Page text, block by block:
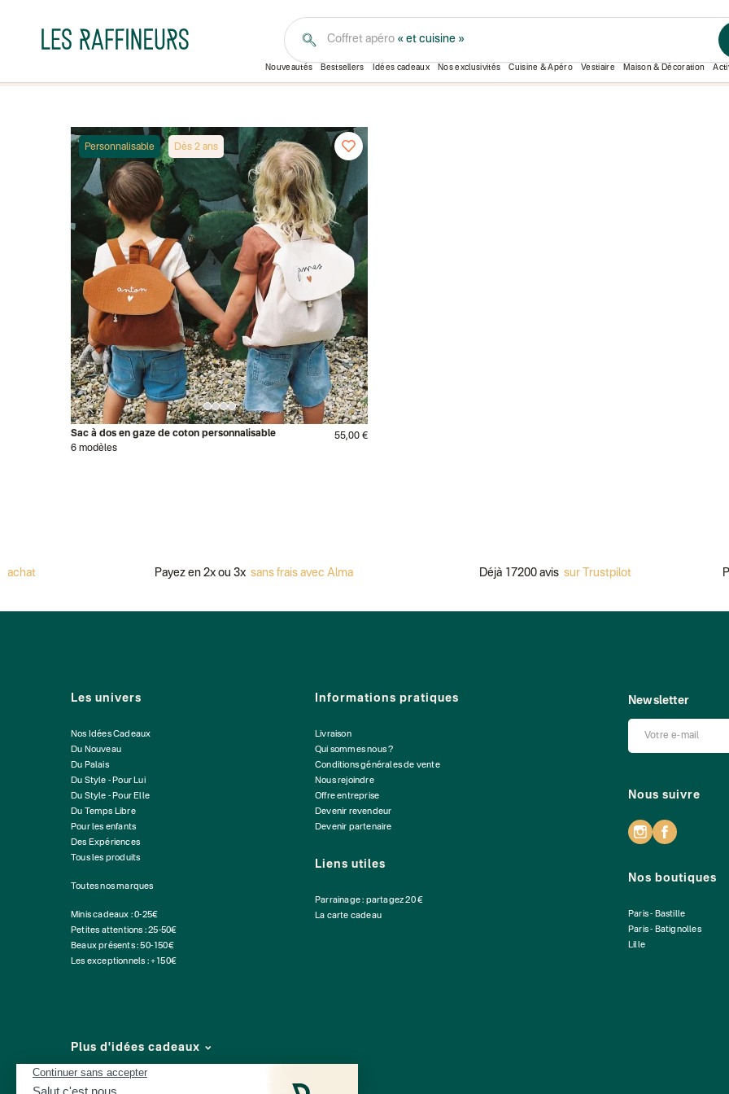
Coffret apéro « et cuisine »
Nouveautés Bestsellers Idées cadeaux Nos exclusivités Cuisine & Apéro Vestiaire Maison & Décoration
ATELIER WAGRAM
Dès 2 ans
Personnalisable
Sac à dos en gaze de coton personnalisable
55,00 €
6 modèles
Payez en 2x ou 3x sans frais avec Alma Déjà 17200 avis sur Trustpilot
Les univers
Nos Idées Cadeaux
Du Nouveau
Du Palais
Du Style - Pour Lui
Du Style - Pour Elle
Du Temps Libre
Pour les enfants
Des Expériences
Tous les produits
Toutes nos marques
Minis cadeaux : 0-25€
Petites attentions : 25-50€
Beaux présents : 50-150€
Les exceptionnels : +150€
Informations pratiques
Livraison
Qui sommes nous ?
Conditions générales de vente
Nous rejoindre
Offre entreprise
Devenir revendeur
Devenir partenaire
Liens utiles
Parrainage : partagez 20 €
La carte cadeau
Newsletter
Nous suivre
Nos boutiques
Paris - Bastille
Paris - Batignolles
Lille
Plus d'idées cadeaux